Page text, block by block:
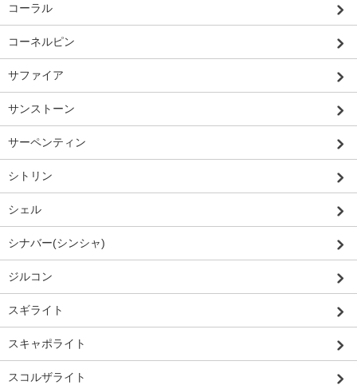
コーラル
コーネルピン
サファイア
サンストーン
サーペンティン
シトリン
シェル
シナバー(シンシャ)
ジルコン
スギライト
スキャポライト
スコルザライト